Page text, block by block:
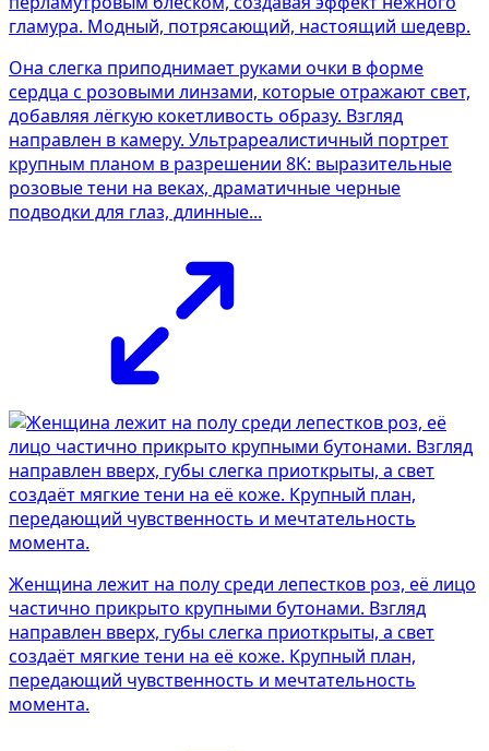
Она слегка приподнимает руками очки в форме
сердца с розовыми линзами, которые отражают свет,
добавляя лёгкую кокетливость образу. Взгляд
направлен в камеру. Ультрареалистичный портрет
крупным планом в разрешении 8K: выразительные
розовые тени на веках, драматичные черные
подводки для глаз, длинные...
Женщина лежит на полу среди лепестков роз, её лицо
частично прикрыто крупными бутонами. Взгляд
направлен вверх, губы слегка приоткрыты, а свет
создаёт мягкие тени на её коже. Крупный план,
передающий чувственность и мечтательность
момента.